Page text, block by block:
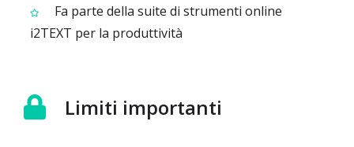
Fa parte della suite di strumenti online
i2TEXT per la produttività
Limiti importanti